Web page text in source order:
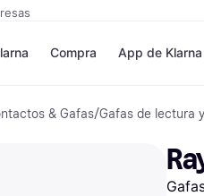
Formas de pago
Paga ahora
Paga en 3 plazos
Paga en 30 días
Compra
Tiendas
Zalando
App de Klarna
& Gafas/Gafas de lectura